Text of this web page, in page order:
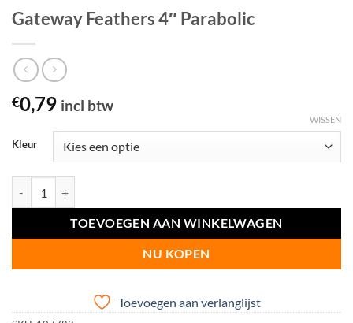
Gateway Feathers 4″ Parabolic
€0,79 incl btw
Kleur
WISSEN
TOEVOEGEN AAN WINKELWAGEN
NU KOPEN
Toevoegen aan verlanglijst